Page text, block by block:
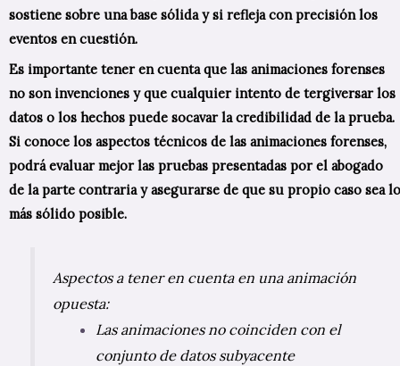
sostiene sobre una base sólida y si refleja con precisión los
eventos en cuestión.
Es importante tener en cuenta que las animaciones forenses
no son invenciones y que cualquier intento de tergiversar los
datos o los hechos puede socavar la credibilidad de la prueba.
Si conoce los aspectos técnicos de las animaciones forenses,
podrá evaluar mejor las pruebas presentadas por el abogado
de la parte contraria y asegurarse de que su propio caso sea lo
más sólido posible.
Aspectos a tener en cuenta en una animación
opuesta:
Las animaciones no coinciden con el
conjunto de datos subyacente